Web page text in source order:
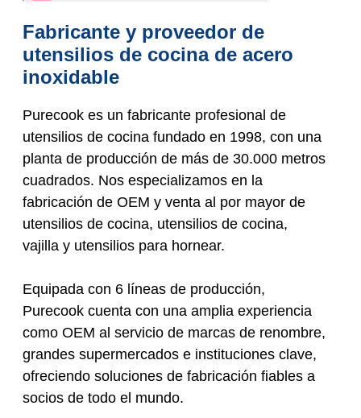
Fabricante y proveedor de
utensilios de cocina de acero
inoxidable
Purecook es un fabricante profesional de
utensilios de cocina fundado en 1998, con una
planta de producción de más de 30.000 metros
cuadrados. Nos especializamos en la
fabricación de OEM y venta al por mayor de
utensilios de cocina, utensilios de cocina,
vajilla y utensilios para hornear.
Equipada con 6 líneas de producción,
Purecook cuenta con una amplia experiencia
como OEM al servicio de marcas de renombre,
grandes supermercados e instituciones clave,
ofreciendo soluciones de fabricación fiables a
socios de todo el mundo.